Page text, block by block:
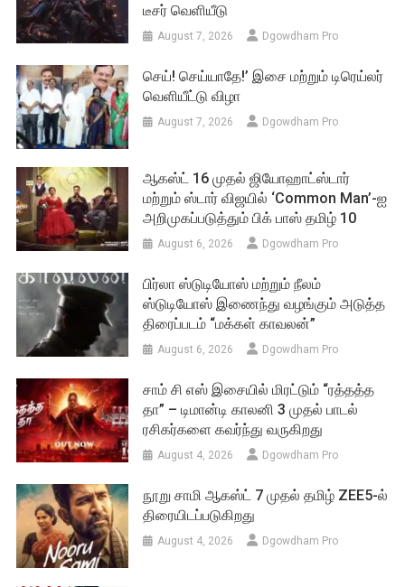
டீசர் வெளியீடு
August 7, 2026 Dgowdham Pro
செய்! செய்யாதே!’ இசை மற்றும் டிரெய்லர்
வெளியீட்டு விழா
August 7, 2026 Dgowdham Pro
ஆகஸ்ட் 16 முதல் ஜியோஹாட்ஸ்டார்
மற்றும் ஸ்டார் விஜயில் ‘Common Man’-ஐ
அறிமுகப்படுத்தும் பிக் பாஸ் தமிழ் 10
August 6, 2026 Dgowdham Pro
பிர்லா ஸ்டுடியோஸ் மற்றும் நீலம்
ஸ்டுடியோஸ் இணைந்து வழங்கும் அடுத்த
திரைப்படம் “மக்கள் காவலன்”
August 6, 2026 Dgowdham Pro
சாம் சி எஸ் இசையில் மிரட்டும் “ரத்தத்த
தா” – டிமான்டி காலனி 3 முதல் பாடல்
ரசிகர்களை கவர்ந்து வருகிறது
August 4, 2026 Dgowdham Pro
நூறு சாமி ஆகஸ்ட் 7 முதல் தமிழ் ZEE5-ல்
திரையிடப்படுகிறது
August 4, 2026 Dgowdham Pro